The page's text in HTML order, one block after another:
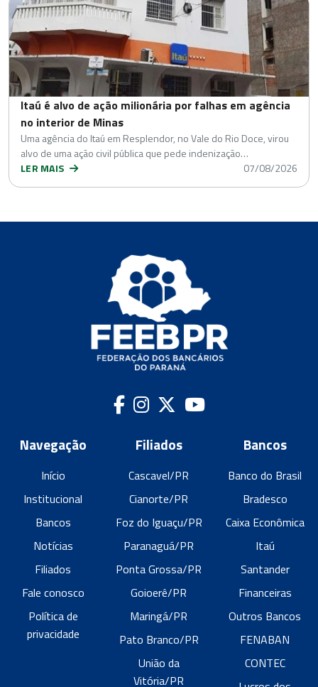
Itaú é alvo de ação milionária por falhas em agência
no interior de Minas
Uma agência do Itaú em Resplendor, no Vale do Rio Doce, virou
alvo de uma ação civil pública que pede indenização…
LER MAIS
07/08/2026
Navegação
Início
Institucional
Bancos
Notícias
Filiados
Fale conosco
Política de
privacidade
Filiados
Cascavel/PR
Cianorte/PR
Foz do Iguaçu/PR
Paranaguá/PR
Ponta Grossa/PR
Goioerê/PR
Maringá/PR
Pato Branco/PR
União da
Vitória/PR
Bancos
Banco do Brasil
Bradesco
Caixa Econômica
Itaú
Santander
Financeiras
Outros Bancos
FENABAN
CONTEC